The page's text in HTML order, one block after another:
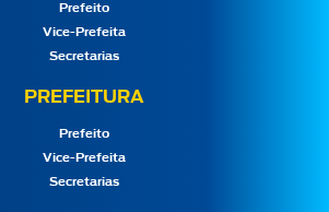
Prefeito
Vice-Prefeita
Secretarias
PREFEITURA
Prefeito
Vice-Prefeita
Secretarias